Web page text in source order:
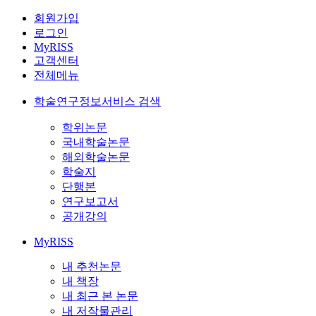
회원가입
로그인
MyRISS
고객센터
전체메뉴
학술연구정보서비스 검색
학위논문
국내학술논문
해외학술논문
학술지
단행본
연구보고서
공개강의
MyRISS
내 추천논문
내 책장
내 최근 본 논문
내 저작물관리